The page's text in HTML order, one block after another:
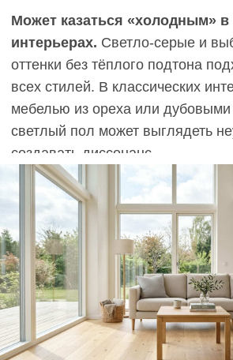
Тёмный пол —
активный элемент интерьера, который
присутствует в поле зрения. В детских
спальнях или пространствах для отдыха
тёмные оттенки могут создавать ощущение
тяжести, особенно в сочетании с тёмными
стенами или недостатком света.
Паркет темного цвета создаёт контраст и требует
более частого ухода